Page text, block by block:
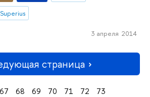
3 апреля 2014
страница
67 68 69 70 71 72
73